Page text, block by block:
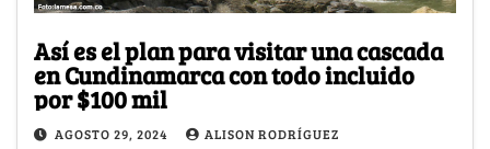
Así es el plan para visitar una cascada
en Cundinamarca con todo incluido
por $100 mil
AGOSTO 29, 2024 ALISON RODRÍGUEZ